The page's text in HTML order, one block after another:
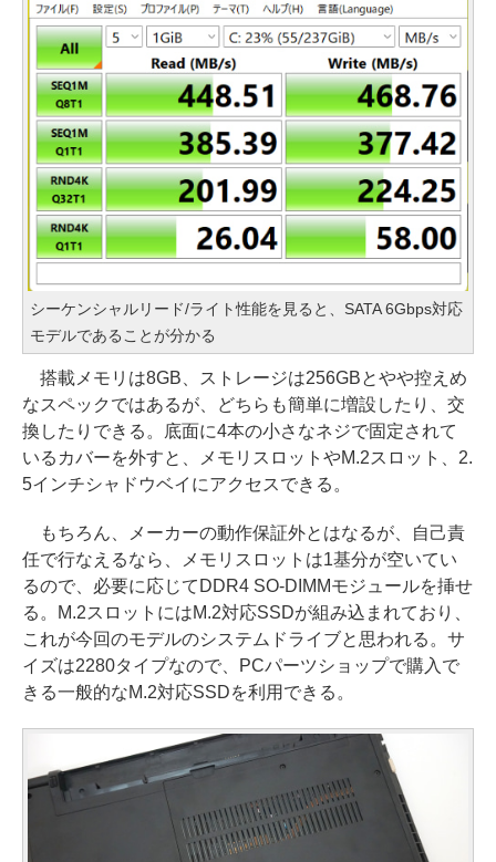
シーケンシャルリード/ライト性能を見ると、SATA 6Gbps対応
モデルであることが分かる
搭載メモリは8GB、ストレージは256GBとやや控えめ
なスペックではあるが、どちらも簡単に増設したり、交
換したりできる。底面に4本の小さなネジで固定されて
いるカバーを外すと、メモリスロットやM.2スロット、2.
5インチシャドウベイにアクセスできる。
もちろん、メーカーの動作保証外とはなるが、自己責
任で行なえるなら、メモリスロットは1基分が空いてい
るので、必要に応じてDDR4 SO-DIMMモジュールを挿せ
る。M.2スロットにはM.2対応SSDが組み込まれており、
これが今回のモデルのシステムドライブと思われる。サ
イズは2280タイプなので、PCパーツショップで購入で
きる一般的なM.2対応SSDを利用できる。